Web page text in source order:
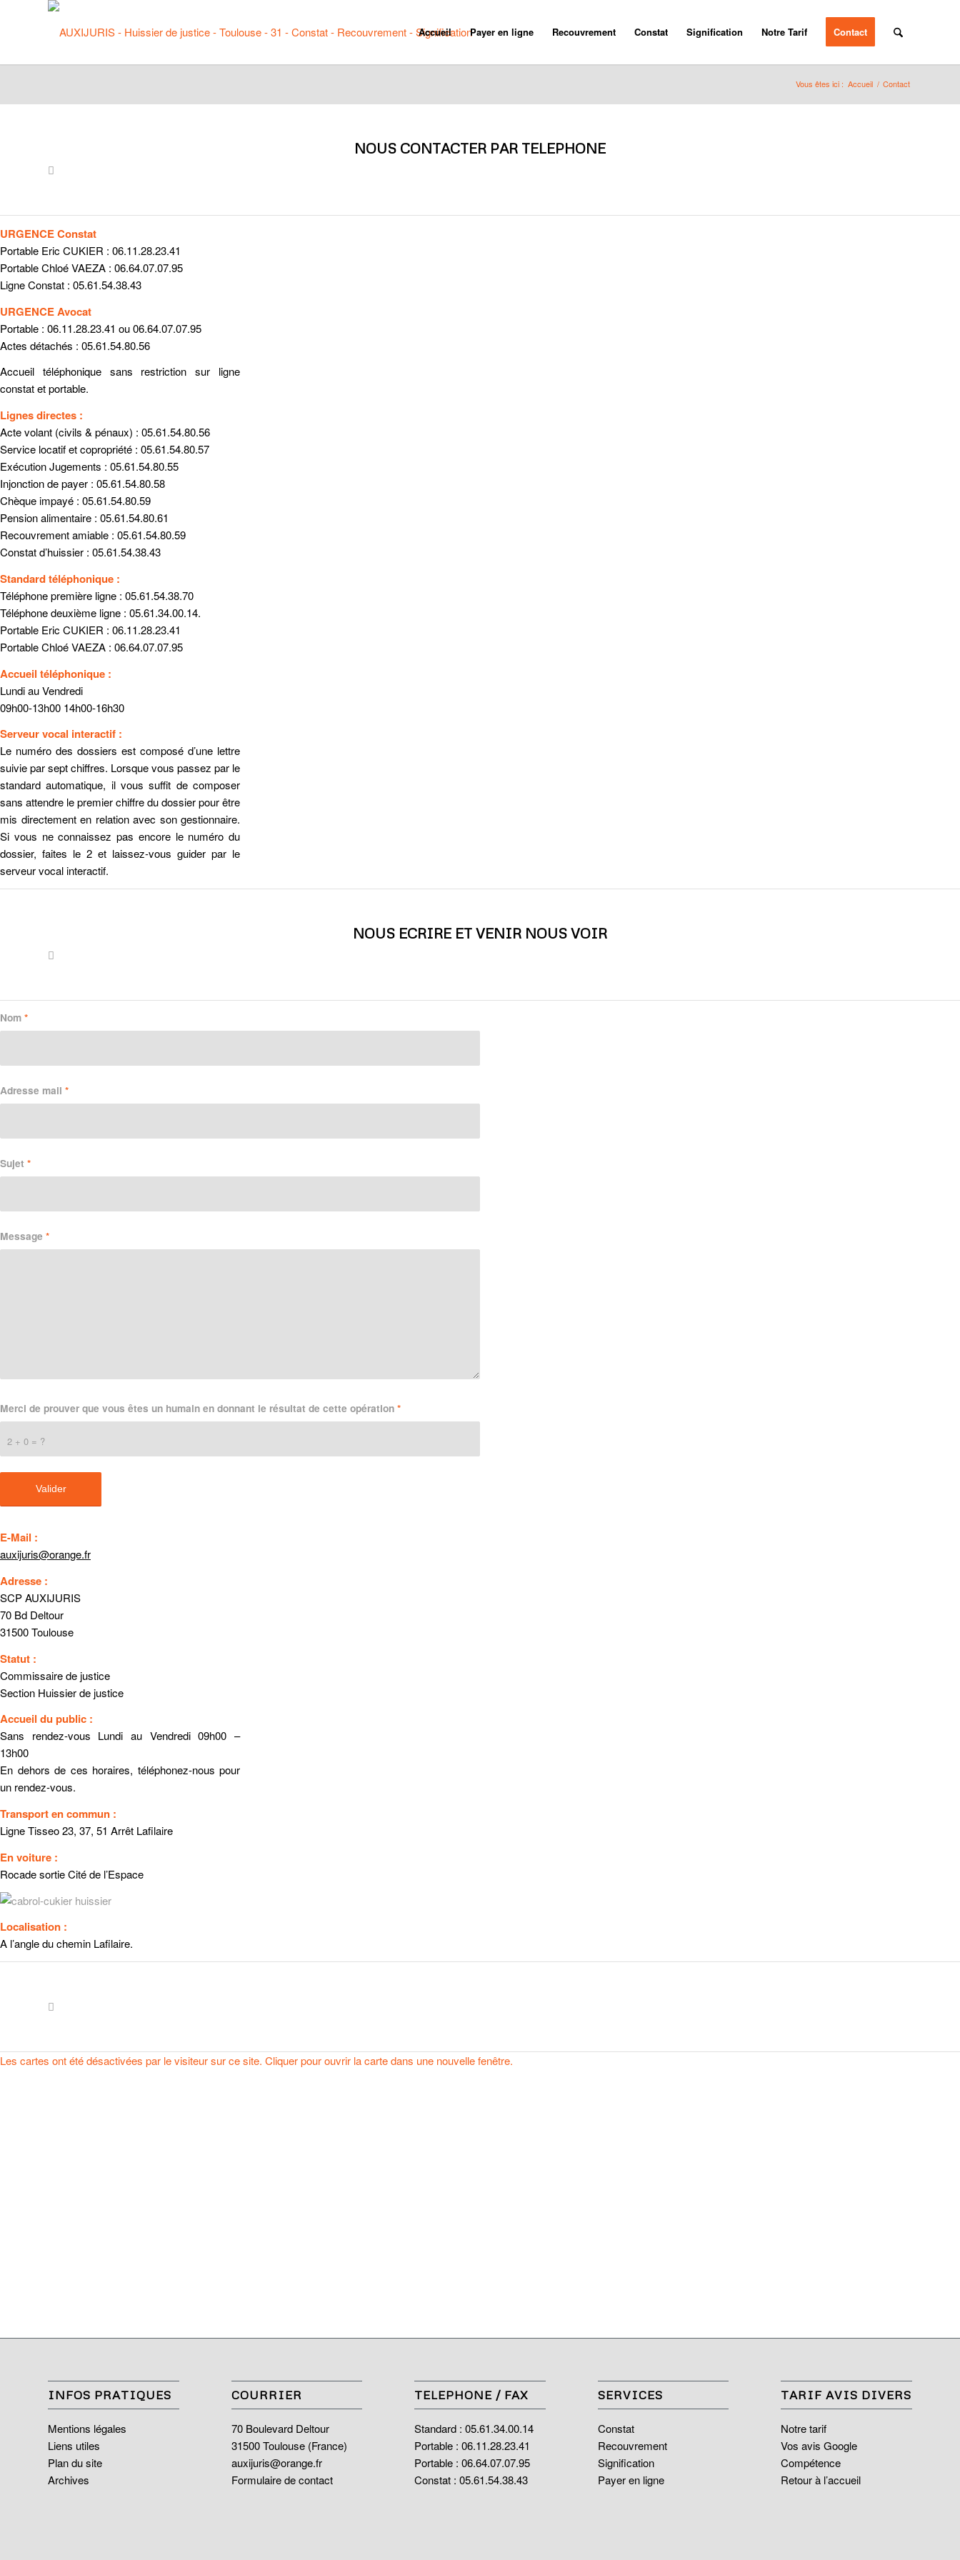
Accueil Payer en ligne Recouvrement Constat Signification Notre Tarif Contact
Vous êtes ici : Accueil / Contact
NOUS CONTACTER PAR TELEPHONE
URGENCE Constat
Portable Eric CUKIER : 06.11.28.23.41
Portable Chloé VAEZA : 06.64.07.07.95
Ligne Constat : 05.61.54.38.43
URGENCE Avocat
Portable : 06.11.28.23.41 ou 06.64.07.07.95
Actes détachés : 05.61.54.80.56
Accueil téléphonique sans restriction sur ligne
constat et portable.
Lignes directes :
Acte volant (civils & pénaux) : 05.61.54.80.56
Service locatif et copropriété : 05.61.54.80.57
Exécution Jugements : 05.61.54.80.55
Injonction de payer : 05.61.54.80.58
Chèque impayé : 05.61.54.80.59
Pension alimentaire : 05.61.54.80.61
Recouvrement amiable : 05.61.54.80.59
Constat d’huissier : 05.61.54.38.43
Standard téléphonique :
Téléphone première ligne : 05.61.54.38.70
Téléphone deuxième ligne : 05.61.34.00.14.
Portable Eric CUKIER : 06.11.28.23.41
Portable Chloé VAEZA : 06.64.07.07.95
Accueil téléphonique :
Lundi au Vendredi
09h00-13h00 14h00-16h30
Serveur vocal interactif :
Le numéro des dossiers est composé d’une lettre
suivie par sept chiffres. Lorsque vous passez par le
standard automatique, il vous suffit de composer
sans attendre le premier chiffre du dossier pour être
mis directement en relation avec son gestionnaire.
Si vous ne connaissez pas encore le numéro du
dossier, faites le 2 et laissez-vous guider par le
serveur vocal interactif.
NOUS ECRIRE ET VENIR NOUS VOIR
Nom *
Adresse mail *
Sujet *
Message *
2 + 0 = ?
Merci de prouver que vous êtes un humain en donnant le résultat de cette opération *
E-Mail :
auxijuris@orange.fr
Adresse :
SCPAUXIJURIS
70 Bd Deltour
31500 Toulouse
Statut :
Commissaire de justice
Section Huissier de justice
Accueil du public :
Sans rendez-vous Lundi au Vendredi 09h00 –
13h00
En dehors de ces horaires, téléphonez-nous pour
un rendez-vous.
Transport en commun :
Ligne Tisseo 23, 37, 51 Arrêt Lafilaire
En voiture :
Rocade sortie Cité de l’Espace
Localisation :
A l’angle du chemin Lafilaire.
Les cartes ont été désactivées par le visiteur sur ce site. Cliquer pour ouvrir la carte dans une nouvelle fenêtre.
INFOS PRATIQUES
Mentions légales
Liens utiles
Plan du site
Archives
COURRIER
70 Boulevard Deltour
31500 Toulouse (France)
auxijuris@orange.fr
Formulaire de contact
TELEPHONE / FAX
Standard : 05.61.34.00.14
Portable : 06.11.28.23.41
Portable : 06.64.07.07.95
Constat : 05.61.54.38.43
SERVICES
Constat
Recouvrement
Signification
Payer en ligne
TARIF AVIS DIVERS
Notre tarif
Vos avis Google
Compétence
Retour à l’accueil